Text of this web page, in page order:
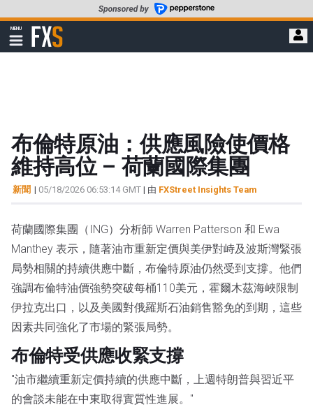
至
要
MENU
顯
示
FXStreet
布倫特原油：供應風險使價格
維持高位 – 荷蘭國際集團
新聞 | 05/18/2026 06:53:14 GMT | 由 FXStreet Insights Team
荷蘭國際集團（ING）分析師 Warren Patterson 和 Ewa
Manthey 表示，隨著油市重新定價與美伊對峙及波斯灣緊張
局勢相關的持續供應中斷，布倫特原油仍然受到支撐。他們
強調布倫特油價強勢突破每桶110美元，霍爾木茲海峽限制
伊拉克出口，以及美國對俄羅斯石油銷售豁免的到期，這些
因素共同強化了市場的緊張局勢。
布倫特受供應收緊支撐
"油市繼續重新定價持續的供應中斷，上週特朗普與習近平
的會談未能在中東取得實質性進展。"